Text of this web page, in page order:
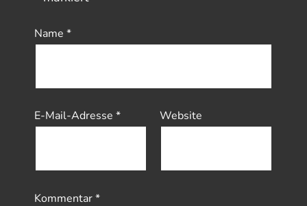
Kommentar*
Name*
E-Mail-Adresse* Website